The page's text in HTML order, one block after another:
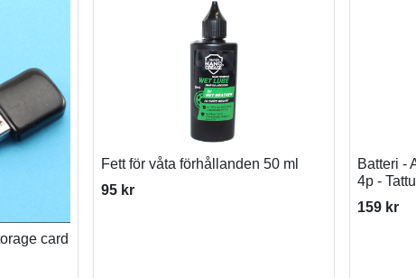
card
Fett för våta förhållanden 50 ml
95 kr
Batteri -
4p - Tattu
159 kr